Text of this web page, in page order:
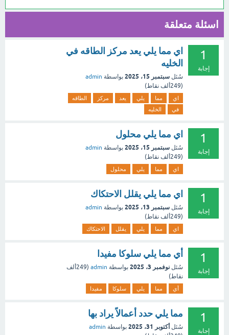
اسئلة متعلقة
1
إجابة
اي مما يلي يعد مركز الطاقه في
الخليه
سُئل سبتمبر 15، 2025 بواسطة admin
(249ألف نقاط)
اي مما يلي يعد مركز
الطاقه
في
الخليه
1
إجابة
اي مما يلي محلول
سُئل سبتمبر 15، 2025 بواسطة admin
(249ألف نقاط)
اي مما يلي محلول
1
إجابة
اي مما يلي يقلل الاحتكاك
سُئل سبتمبر 13، 2025 بواسطة admin
(249ألف نقاط)
اي مما يلي يقلل الاحتكاك
1
إجابة
أي مما يلي سلوكا مفيدا
سُئل نوفمبر 3، 2025 بواسطة admin
(249ألف
نقاط)
أي مما يلي سلوكا مفيدا
1
إجابة
مما يلي حدد أعمالاً يراد بها
سُئل أكتوبر 31، 2025 بواسطة admin